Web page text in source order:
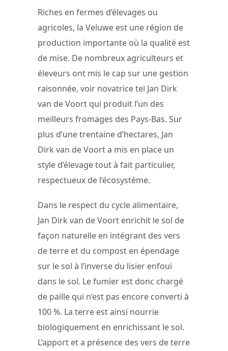
Riches en fermes d’élevages ou
agricoles, la Veluwe est une région de
production importante où la qualité est
de mise. De nombreux agriculteurs et
éleveurs ont mis le cap sur une gestion
raisonnée, voir novatrice tel Jan Dirk
van de Voort qui produit l’un des
meilleurs fromages des Pays-Bas. Sur
plus d’une trentaine d’hectares, Jan
Dirk van de Voort a mis en place un
style d’élevage tout à fait particulier,
respectueux de l’écosystème.
Dans le respect du cycle alimentaire,
Jan Dirk van de Voort enrichit le sol de
façon naturelle en intégrant des vers
de terre et du compost en épendage
sur le sol à l’inverse du lisier enfoui
dans le sol. Le fumier est donc chargé
de paille qui n’est pas encore converti à
100 %. La terre est ainsi nourrie
biologiquement en enrichissant le sol.
L’apport et a présence des vers de terre